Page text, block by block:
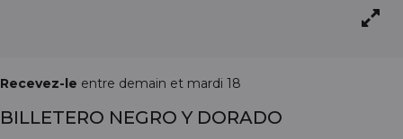
Recevez-le entre demain et mardi 18
BILLETERO NEGRO Y DORADO